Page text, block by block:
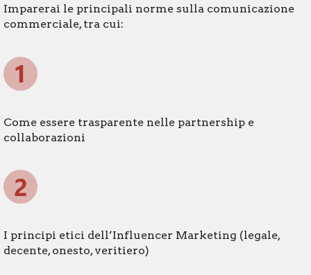
Imparerai le principali norme sulla comunicazione
commerciale, tra cui:
Come essere trasparente nelle partnership e
collaborazioni
I principi etici dell’Influencer Marketing (legale,
decente, onesto, veritiero)